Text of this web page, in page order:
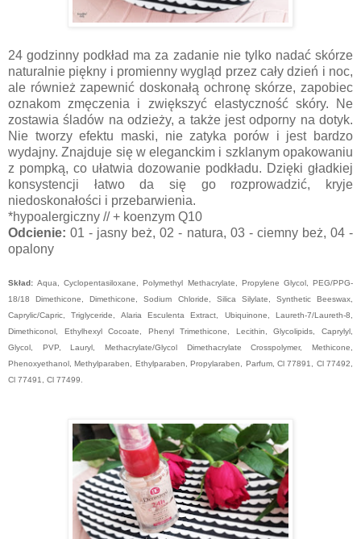
24 godzinny podkład ma za zadanie nie tylko nadać skórze
naturalnie piękny i promienny wygląd przez cały dzień i noc,
ale również zapewnić doskonałą ochronę skórze, zapobiec
oznakom zmęczenia i zwiększyć elastyczność skóry. Ne
zostawia śladów na odzieży, a także jest odporny na dotyk.
Nie tworzy efektu maski, nie zatyka porów i jest bardzo
wydajny. Znajduje się w eleganckim i szklanym opakowaniu
z pompką, co ułatwia dozowanie podkładu. Dzięki gładkiej
konsystencji łatwo da się go rozprowadzić, kryje
niedoskonałości i przebarwienia.
*hypoalergiczny // + koenzym Q10
Odcienie:01 - jasny beż, 02 - natura, 03 - ciemny beż, 04 -
opalony
Skład:Aqua, Cyclopentasiloxane, Polymethyl Methacrylate, Propylene Glycol, PEG/PPG-
18/18 Dimethicone, Dimethicone, Sodium Chloride, Silica Silylate, Synthetic Beeswax,
Caprylic/Capric, Triglyceride, Alaria Esculenta Extract, Ubiquinone, Laureth-7/Laureth-8,
Dimethiconol, Ethylhexyl Cocoate, Phenyl Trimethicone, Lecithin, Glycolipids, Caprylyl,
Glycol, PVP, Lauryl, Methacrylate/Glycol Dimethacrylate Crosspolymer, Methicone,
Phenoxyethanol, Methylparaben, Ethylparaben, Propylaraben, Parfum, Cl 77891, Cl 77492,
Cl 77491, Cl 77499.